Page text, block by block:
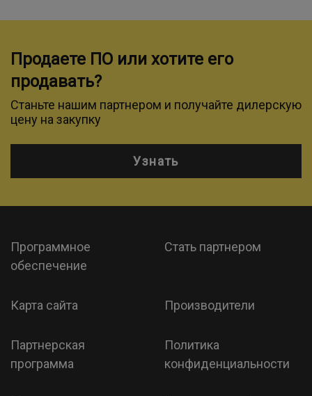
Продаете ПО или хотите его
продавать?
Станьте нашим партнером и получайте дилерскую
цену на закупку
Узнать
Программное
обеспечение
Стать партнером
Карта сайта Производители
Партнерская
программа
Политика
конфиденциальности